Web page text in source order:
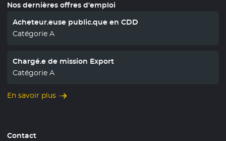
Nos dernières offres d'emploi
Acheteur.euse public.que en CDD
Catégorie A
Chargé.e de mission Export
Catégorie A
En savoir plus
Contact